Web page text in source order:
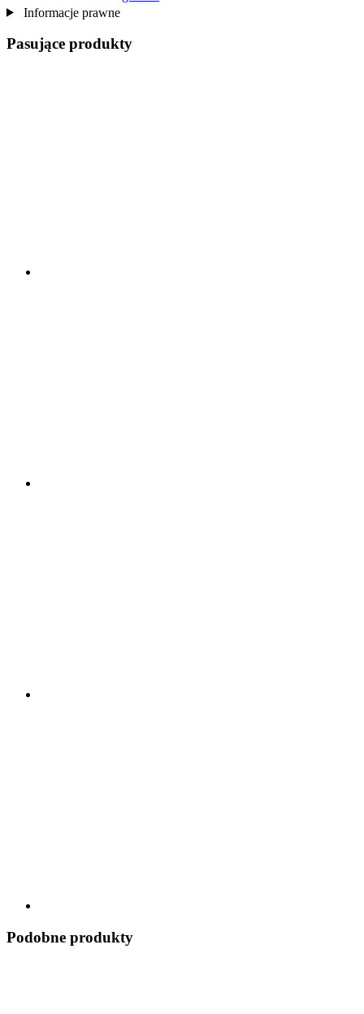
Informacje prawne
Pasujące produkty
Podobne produkty